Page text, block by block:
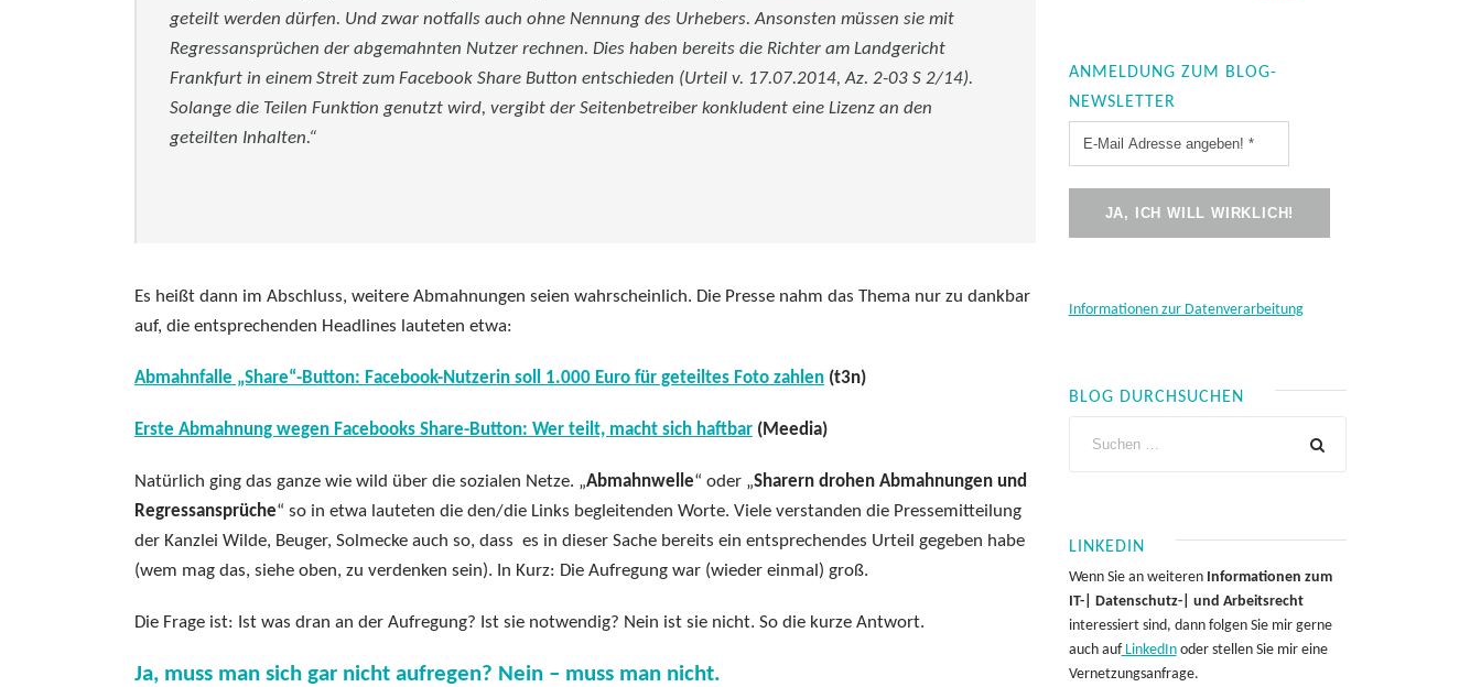
geteilt werden dürfen. Und zwar notfalls auch ohne Nennung des Urhebers. Ansonsten müssen sie mit
Regressansprüchen der abgemahnten Nutzer rechnen. Dies haben bereits die Richter am Landgericht
Frankfurt in einem Streit zum Facebook Share Button entschieden (Urteil v. 17.07.2014, Az. 2-03 S 2/14).
Solange die Teilen Funktion genutzt wird, vergibt der Seitenbetreiber konkludent eine Lizenz an den
geteilten Inhalten.“
Es heißt dann im Abschluss, weitere Abmahnungen seien wahrscheinlich. Die Presse nahm das Thema nur zu dankbar
auf, die entsprechenden Headlines lauteten etwa:
Abmahnfalle „Share“-Button: Facebook-Nutzerin soll 1.000 Euro für geteiltes Foto zahlen (t3n)
Erste Abmahnung wegen Facebooks Share-Button: Wer teilt, macht sich haftbar (Meedia)
Natürlich ging das ganze wie wild über die sozialen Netze. „Abmahnwelle“ oder „Sharern drohen Abmahnungen und
Regressansprüche“ so in etwa lauteten die den/die Links begleitenden Worte. Viele verstanden die Pressemitteilung
der Kanzlei Wilde, Beuger, Solmecke auch so, dass es in dieser Sache bereits ein entsprechendes Urteil gegeben habe
(wem mag das, siehe oben, zu verdenken sein). In Kurz: Die Aufregung war (wieder einmal) groß.
Die Frage ist: Ist was dran an der Aufregung? Ist sie notwendig? Nein ist sie nicht. So die kurze Antwort.
Ja, muss man sich gar nicht aufregen? Nein – muss man nicht.
ANMELDUNG ZUM BLOG-
NEWSLETTER
Informationen zur Datenverarbeitung
BLOG DURCHSUCHEN
LINKEDIN
Wenn Sie an weiteren Informationen zum
IT-| Datenschutz-| und Arbeitsrecht
interessiert sind, dann folgen Sie mir gerne
auch aufLinkedInoder stellen Sie mir eine
Vernetzungsanfrage.